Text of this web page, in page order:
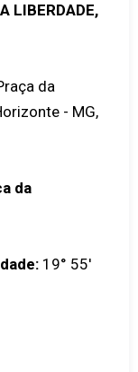
LIBERDADE,
da
- MG,
da
19° 55'